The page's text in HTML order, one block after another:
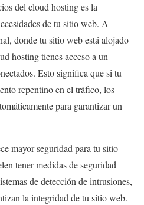
del cloud hosting es la
de tu sitio web. A
donde tu sitio web está alojado
hosting tienes acceso a un
Esto significa que si tu
repentino en el tráfico, los
para garantizar un
mayor seguridad para tu sitio
tener medidas de seguridad
de detección de intrusiones,
la integridad de tu sitio web.